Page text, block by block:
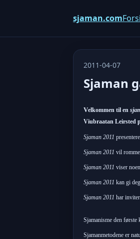
sjaman.com
2011-04-07
Sjaman
Velkommen til en
Viubraatan Leirsted
Sjaman 2011
Sjaman 2011 vil
Sjaman 2011 viser
Sjaman 2011 kan gi
Sjaman 2011 har
Sjamanisme den første
Sjamanmetodene er